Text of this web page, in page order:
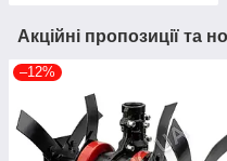
Акційні пропозиції та
–12%